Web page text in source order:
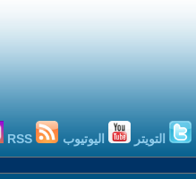
التويتر اليوتيوب